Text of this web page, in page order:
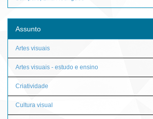
Assunto
Artes visuais
Artes visuais - estudo e ensino
Criatividade
Cultura visual